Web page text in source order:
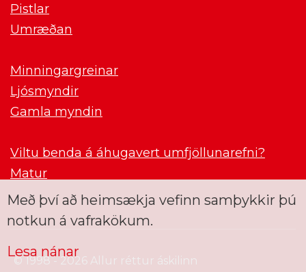
Pistlar
Umræðan
Minningargreinar
Ljósmyndir
Gamla myndin
Viltu benda á áhugavert umfjöllunarefni?
Matur
© 1998 - 2026 Allur réttur áskilinn
Með því að heimsækja vefinn samþykkir þú
notkun á vafrakökum.
Lesa nánar